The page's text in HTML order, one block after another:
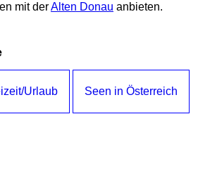
mit derAlten Donau anbieten.
Urlaub Seen in Österreich